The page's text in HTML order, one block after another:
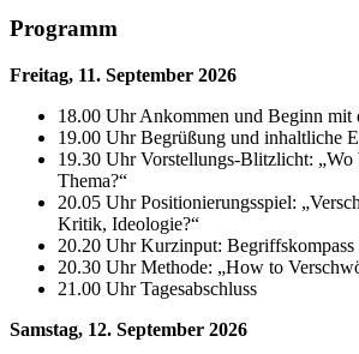
Programm
Freitag, 11. September 2026
18.00 Uhr Ankommen und Beginn mit
19.00 Uhr Begrüßung und inhaltliche
19.30 Uhr Vorstellungs-Blitzlicht: „Wo
Thema?“
20.05 Uhr Positionierungsspiel:
Kritik, Ideologie?“
20.20 Uhr Kurzinput:
20.30 Uhr Methode: „How to
21.00 Uhr Tagesabschluss
Samstag, 12. September 2026